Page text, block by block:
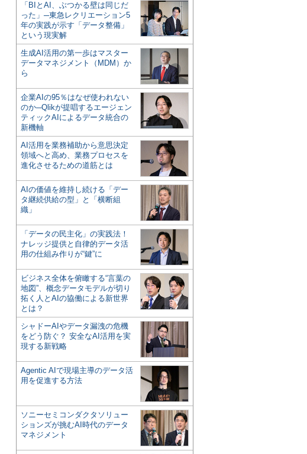
「BIとAI、ぶつかる壁は同じだ
った」─東急レクリエーション5
年の実践が示す「データ整備」
という現実解
生成AI活用の第一歩はマスター
データマネジメント（MDM）か
ら
企業AIの95％はなぜ使われない
のか─Qlikが提唱するエージェン
ティックAIによるデータ統合の
新機軸
AI活用を業務補助から意思決定
領域へと高め、業務プロセスを
進化させるための道筋とは
AIの価値を維持し続ける「デー
タ継続供給の型」と「横断組
織」
「データの民主化」の実践法！
ナレッジ提供と自律的データ活
用の仕組み作りが“鍵”に
ビジネス全体を俯瞰する“言葉の
地図”、概念データモデルが切り
拓く人とAIの協働による新世界
とは？
シャドーAIやデータ漏洩の危機
をどう防ぐ？ 安全なAI活用を実
現する新戦略
Agentic AIで現場主導のデータ活
用を促進する方法
ソニーセミコンダクタソリュー
ションズが挑むAI時代のデータ
マネジメント